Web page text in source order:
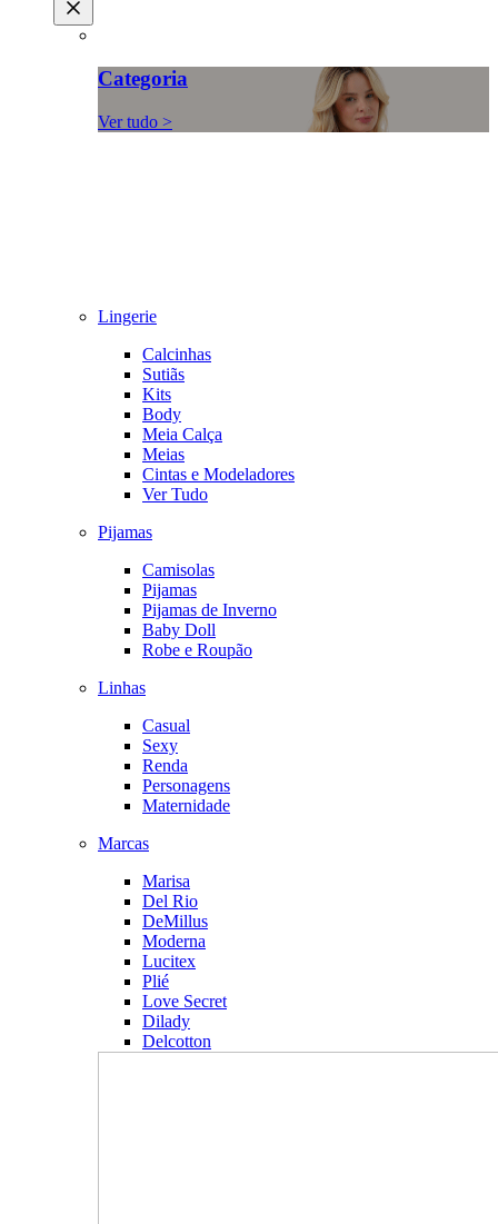
Categoria
Ver tudo >
Lingerie
Calcinhas
Sutiãs
Kits
Body
Meia Calça
Meias
Cintas e Modeladores
Ver Tudo
Pijamas
Camisolas
Pijamas
Pijamas de Inverno
Baby Doll
Robe e Roupão
Linhas
Casual
Sexy
Renda
Personagens
Maternidade
Marcas
Marisa
Del Rio
DeMillus
Moderna
Lucitex
Plié
Love Secret
Dilady
Delcotton